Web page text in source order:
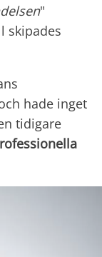
"
skipades
hade inget
tidigare